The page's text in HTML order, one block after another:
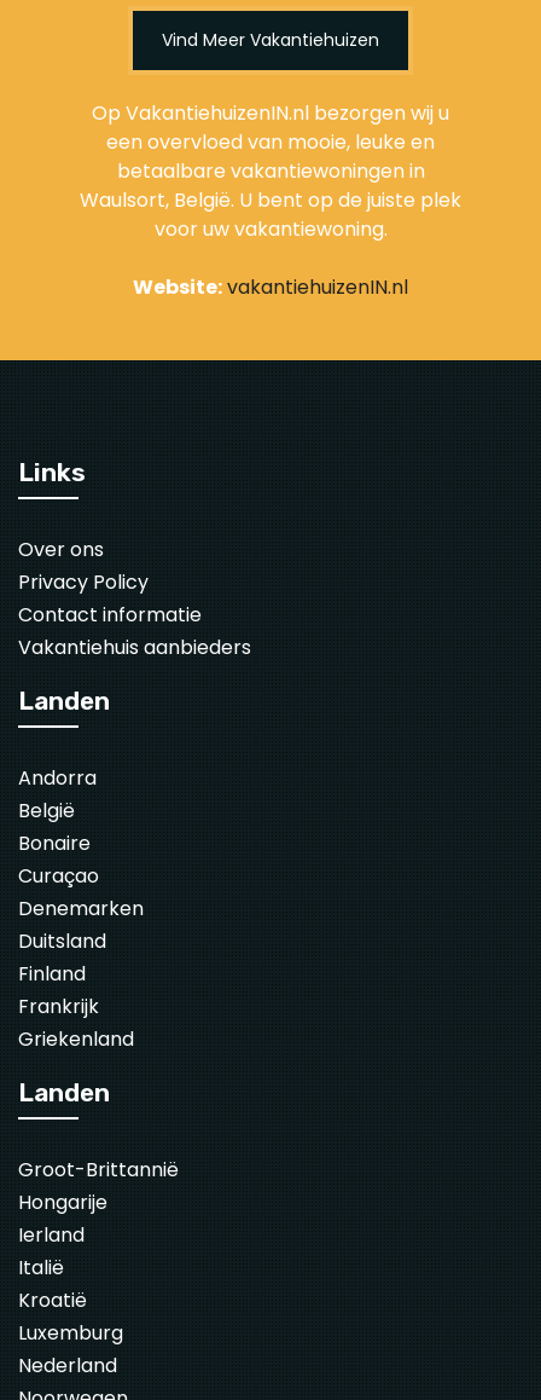
Vind Meer Vakantiehuizen
Op VakantiehuizenIN.nl bezorgen wij u
een overvloed van mooie, leuke en
betaalbare vakantiewoningen in
Waulsort, België. U bent op de juiste plek
voor uw vakantiewoning.
Website:vakantiehuizenIN.nl
Links
Over ons
Privacy Policy
Contact informatie
Vakantiehuis aanbieders
Landen
Andorra
België
Bonaire
Curaçao
Denemarken
Duitsland
Finland
Frankrijk
Griekenland
Landen
Groot-Brittannië
Hongarije
Ierland
Italië
Kroatië
Luxemburg
Nederland